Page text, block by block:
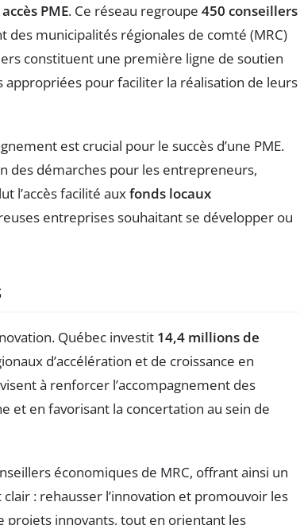
PME. Ce réseau regroupe 450 conseillers
des municipalités régionales de comté (MRC)
constituent une première ligne de soutien
appropriées pour faciliter la réalisation de leurs
est crucial pour le succès d’une PME.
des démarches pour les entrepreneurs,
l’accès facilité auxfonds locaux
entreprises souhaitant se développer ou
Québec investit 14,4 millions de
d’accélération et de croissance en
à renforcer l’accompagnement des
et en favorisant la concertation au sein de
économiques de MRC, offrant ainsi un
: rehausser l’innovation et promouvoir les
projets innovants, tout en orientant les